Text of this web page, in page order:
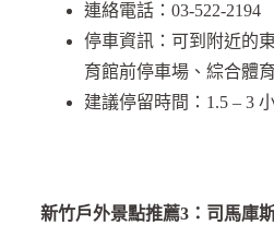
連絡電話：03-522-2194
停車資訊：可到附近的
育館前停車場、綜合體
建議停留時間：1.5 – 3
新竹戶外景點推薦3：司馬庫